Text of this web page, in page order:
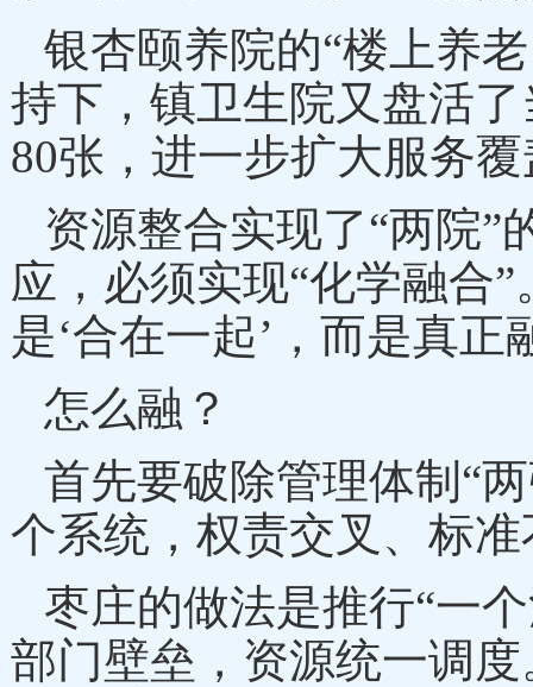
银杏颐养院的“楼上养
持下，镇卫生院又盘活
80张，进一步扩大服务
资源整合实现了“两院”
应，必须实现“化学融合
是‘合在一起’，而是真正
怎么融？
首先要破除管理体制 “
个系统，权责交叉、标
枣庄的做法是推行“一
部门壁垒，资源统一调